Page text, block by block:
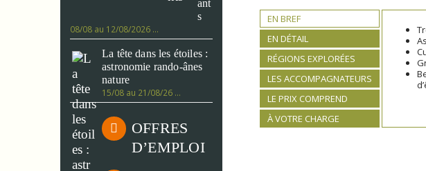
EN BREF
EN DÉTAIL
RÉGIONS EXPLORÉES
LES ACCOMPAGNATEURS
LE PRIX COMPREND
À VOTRE CHARGE
ant
s
08/08 au 12/08/2026 …
La tête dans les étoiles :
astronomie rando-ânes
nature
15/08 au 21/08/26 …
OFFRES
D’EMPLOI